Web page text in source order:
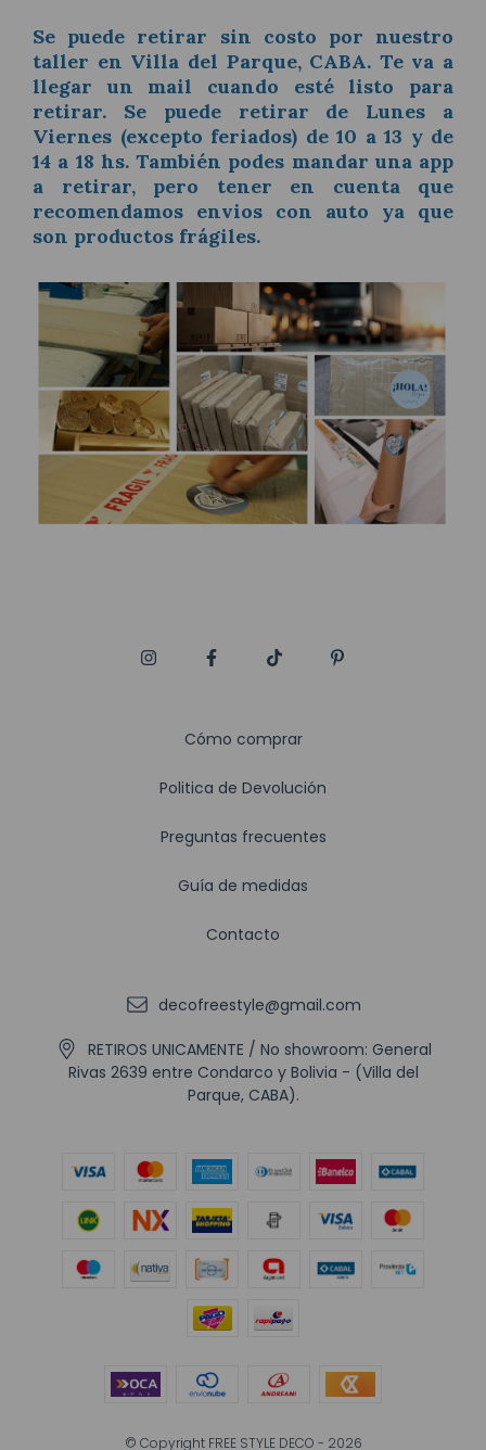
Se puede retirar sin costo por nuestro
taller en Villa del Parque, CABA. Te va a
llegar un mail cuando esté listo para
retirar. Se puede retirar de Lunes a
Viernes (excepto feriados) de 10 a 13 y de
14 a 18 hs. También podes mandar una app
a retirar, pero tener en cuenta que
recomendamos envios con auto ya que
son productos frágiles.
Cómo comprar
Politica de Devolución
Preguntas frecuentes
Guía de medidas
Contacto
decofreestyle@gmail.com
RETIROS UNICAMENTE / No showroom: General
Rivas 2639 entre Condarco y Bolivia - (Villa del
Parque, CABA).
© Copyright FREE STYLE DECO - 2026